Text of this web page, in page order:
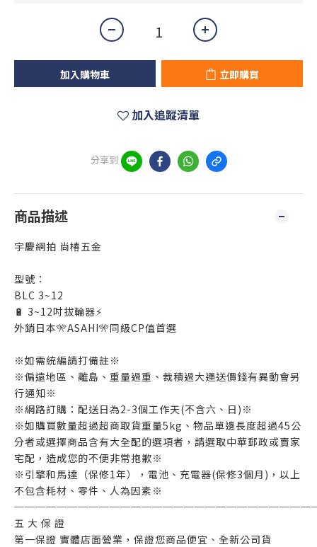
加入購物車 立即購買
加入追蹤清單
分享到
商品描述
宇慶網拍 尚椿五金
型號：
BLC 3~12
🔋 3~12吋拔輪器⚡
外銷日本🎌ASAHI🎌同級CP值首選
※如需統編請打備註※
※偏遠地區、離島、重量過重、裁積過大運送價錢有異動會另
行通知※
※網路訂購：配送日為2-3個工作天(不含六、日)※
※如購買數量超過超商取貨重量5kg、物品單邊長度超過45公
分者或選擇商品含有大全配的選項者，請選取中華郵政或賣家
宅配，造成您的不便非常抱歉※
※引擎和馬達（保修1年），電池、充電器(保修3個月)，以上
不包含耗材、零件、人為因素※
五 大 保 證
第一保證 實體店面營業，保證您商品便宜、全新公司貨